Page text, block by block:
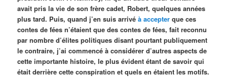
avait pris la vie de son frère cadet, Robert, quelques années
plus tard. Puis, quand j’en suis arrivéà accepter que ces
contes de fées n’étaient que des contes de fées, fait reconnu
par nombre d’élites politiques disant pourtant publiquement
le contraire, j’ai commencé à considérer d’autres aspects de
cette importante histoire, le plus évident étant de savoir qui
était derrière cette conspiration et quels en étaient les motifs.